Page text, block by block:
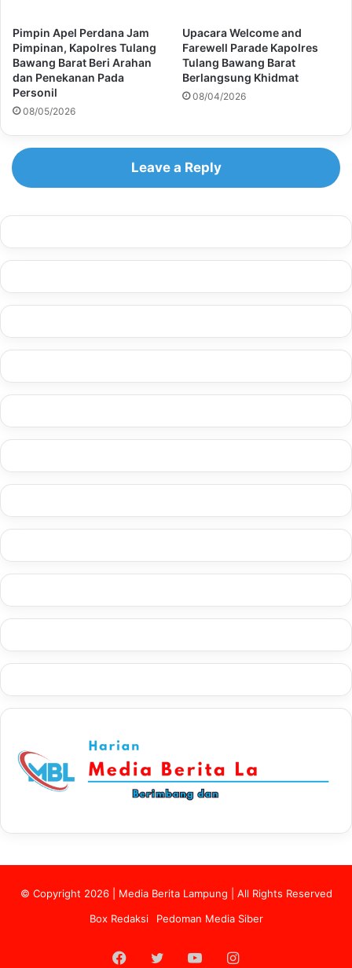
Pimpin Apel Perdana Jam
Pimpinan, Kapolres Tulang
Bawang Barat Beri Arahan
dan Penekanan Pada
Personil
08/05/2026
Upacara Welcome and
Farewell Parade Kapolres
Tulang Bawang Barat
Berlangsung Khidmat
08/04/2026
Leave a Reply
© Copyright 2026 | Media Berita Lampung | All Rights Reserved
Box Redaksi
Pedoman Media Siber
Facebook
TwitterYouTubeInstagram